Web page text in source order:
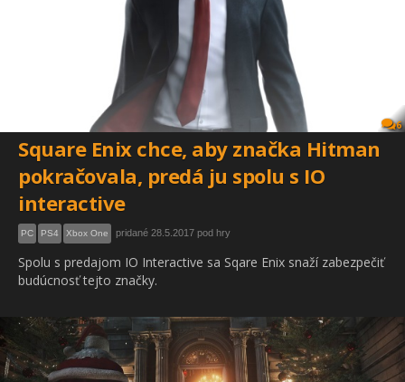
6
Square Enix chce, aby značka Hitman
pokračovala, predá ju spolu s IO
interactive
PC PS4 Xbox One pridané 28.5.2017 pod hry
Spolu s predajom IO Interactive sa Sqare Enix snaží zabezpečiť
budúcnosť tejto značky.